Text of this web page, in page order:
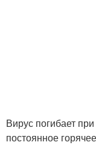
Вирус погибает
постоянное